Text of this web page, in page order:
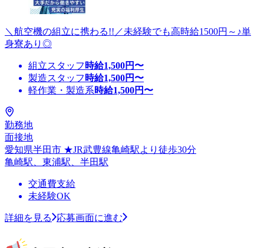
＼航空機の組立に携わる!!／未経験でも高時給1500円～♪単
身寮あり◎
組立スタッフ 時給1,500円〜
製造スタッフ 時給1,500円〜
軽作業・製造系時給1,500円〜
勤務地
面接地
愛知県半田市 ★JR武豊線亀崎駅より徒歩30分
亀崎駅、東浦駅、半田駅
交通費支給
未経験OK
詳細を見る 応募画面に進む